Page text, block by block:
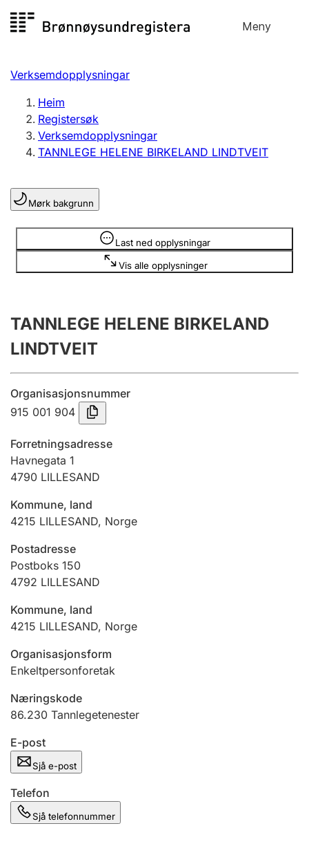
til
Meny
Registersøk
Aksjeselskap
Enkeltpersonføretak
Registrere, endre, slette
Lag og foreining
Registrere, endre, slette
Årsrekneskap
Innsending og forseinkingsgebyr
Tinglysing
Jeger
Betaling og jegeravgiftskort
Ektepaktrettleiaren
Andre tema
Verksemdopplysningar
Heim
Registersøk
Verksemdopplysningar
TANNLEGE HELENE BIRKELAND LINDTVEIT
Mørk bakgrunn
Last ned opplysningar
Vis alle opplysninger
Opplysninger er skjult
TANNLEGE HELENE BIRKELAND
LINDTVEIT
Organisasjonsnummer
915 001 904
Forretningsadresse
Havnegata 1
4790 LILLESAND
Kommune, land
4215 LILLESAND, Norge
Postadresse
Postboks 150
4792 LILLESAND
Kommune, land
4215 LILLESAND, Norge
Organisasjonsform
Enkeltpersonforetak
Næringskode
86.230 Tannlegetenester
E-post
Sjå e-post
Telefon
Sjå telefonnummer